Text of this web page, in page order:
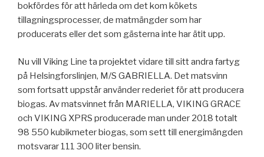
bokfördes för att härleda om det kom kökets
tillagningsprocesser, de matmängder som har
producerats eller det som gästerna inte har ätit upp.
Nu vill Viking Line ta projektet vidare till sitt andra fartyg
på Helsingforslinjen, M/S GABRIELLA. Det matsvinn
som fortsatt uppstår använder rederiet för att producera
biogas. Av matsvinnet från MARIELLA, VIKING GRACE
och VIKING XPRS producerade man under 2018 totalt
98 550 kubikmeter biogas, som sett till energimängden
motsvarar 111 300 liter bensin.